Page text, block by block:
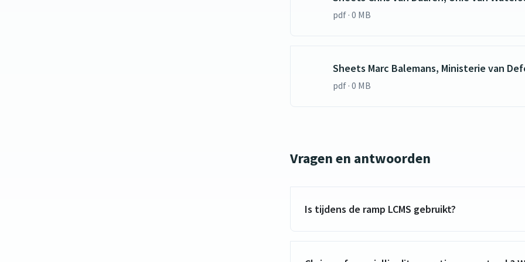
pdf · 0 MB
Sheets Marc Balemans, Ministerie van
pdf · 0 MB
Vragen en antwoorden
Is tijdens de ramp LCMS gebruikt?